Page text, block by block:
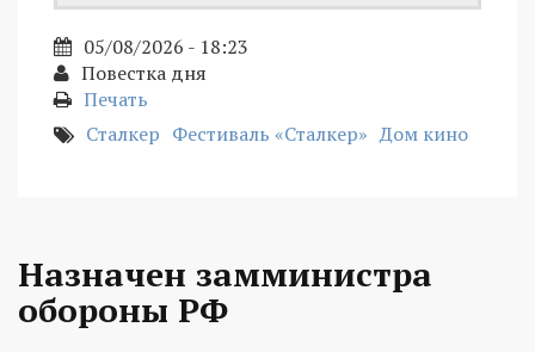
05/08/2026 - 18:23
Повестка дня
Печать
Сталкер Фестиваль «Сталкер» Дом кино
Назначен замминистра
обороны РФ